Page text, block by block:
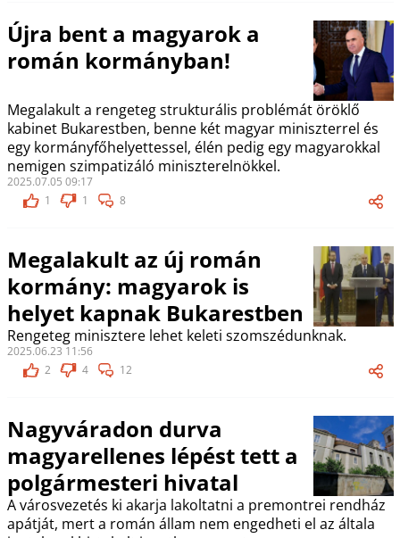
Újra bent a magyarok a
román kormányban!
Megalakult a rengeteg strukturális problémát öröklő
kabinet Bukarestben, benne két magyar miniszterrel és
egy kormányfőhelyettessel, élén pedig egy magyarokkal
nemigen szimpatizáló miniszterelnökkel.
2025.07.05 09:17
1
1 8
Megalakult az új román
kormány: magyarok is
helyet kapnak Bukarestben
Rengeteg minisztere lehet keleti szomszédunknak.
2025.06.23 11:56
2
4 12
Nagyváradon durva
magyarellenes lépést tett a
polgármesteri hivatal
A városvezetés ki akarja lakoltatni a premontrei rendház
apátját, mert a román állam nem engedheti el az általa